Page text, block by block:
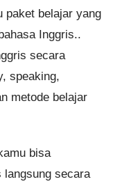
paket belajar yang
Inggris..
secara
speaking,
metode belajar
bisa
langsung secara